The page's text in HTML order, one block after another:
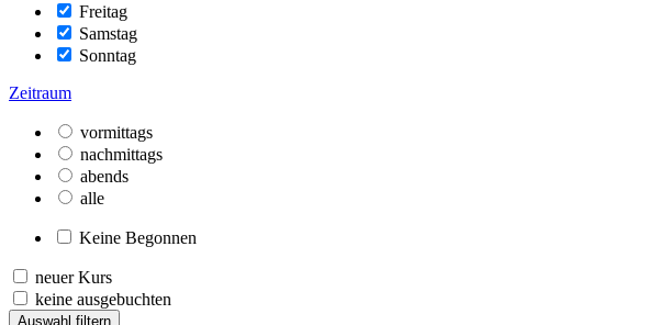
Freitag
Samstag
Sonntag
Zeitraum
vormittags
nachmittags
abends
alle
Keine Begonnen
neuer Kurs
keine ausgebuchten
Auswahl filtern